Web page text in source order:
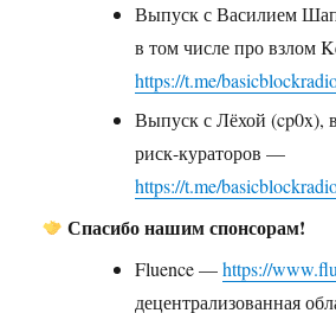
Выпуск с Василием
в том числе про взлом
https://t.me/
Выпуск с Лёхой (cp0x),
риск-кураторов —
https://t.me/
Спасибо нашим спонсорам!
Fluence —https://
децентрализованная